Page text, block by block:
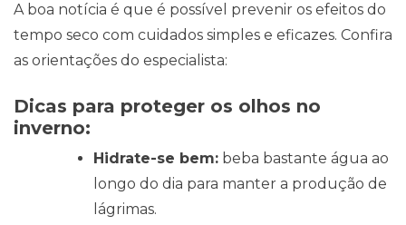
A boa notícia é que é possível prevenir os efeitos do
tempo seco com cuidados simples e eficazes. Confira
as orientações do especialista:
Dicas para proteger os olhos no
inverno:
Hidrate-se bem: beba bastante água ao
longo do dia para manter a produção de
lágrimas.